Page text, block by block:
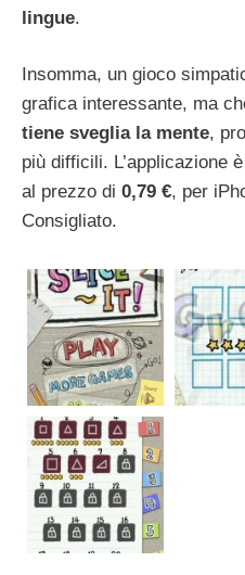
lingue.
Insomma, un gioco
grafica interessante, ma
tiene sveglia la mente,
più difficili. L’applicazione
al prezzo di 0,79 €, per
Consigliato.